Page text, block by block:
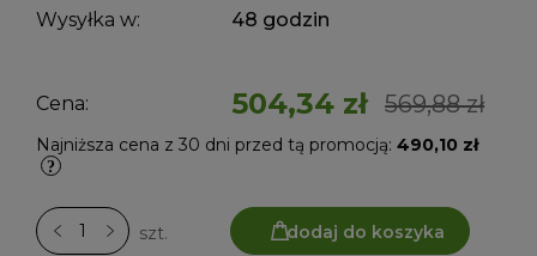
Wysyłka w: 48 godzin
Cena: 504,34 zł 569,88 zł
Najniższa cena z 30 dni przed tą promocją: 490,10 zł
szt. dodaj do koszyka